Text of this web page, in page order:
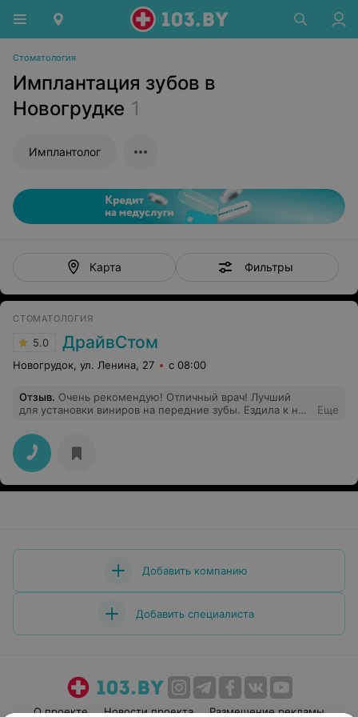
Стоматология
Имплантация зубов в
Новогрудке 1
Имплантолог
Карта Фильтры
СТОМАТОЛОГИЯ
5.0 ДрайвСтом
Новогрудок, ул. Ленина, 27 с 08:00
Отзыв. Очень рекомендую! Отличный врач! Лучший
для установки виниров на передние зубы. Ездила к ней
так как с врачами мне не везло, переделывали по
несколько раз. Ольга одна из немногих кто работает
по современным мировым техникам!!!
Еще
Добавить компанию
Добавить специалиста
О проекте Новости проекта Размещение рекламы